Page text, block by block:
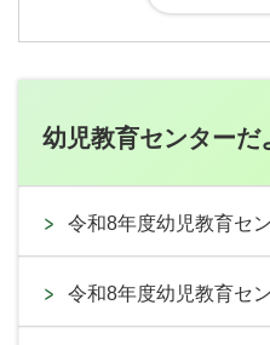
幼児教育センターだ
令和8年度幼児教育セ
令和8年度幼児教育セ